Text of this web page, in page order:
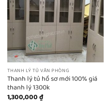
THANH LÝ TỦ VĂN PHÒNG
Thanh lý tủ hồ sơ mới 100% giá
thanh lý 1300k
1,300,000₫